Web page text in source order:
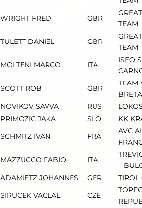
WRIGHT FRED GBR
TEAM
TULETT DANIEL GBR
TEAM
MOLTENI MARCO ITA
ISEO
SCOTT ROB GBR
TEAM
NOVIKOV SAVVA RUS
PRIMOZIC JAKA SLO
KK
SCHMITZ IVAN FRA
AVC
MAZZUCCO FABIO ITA
–
ADAMIETZ JOHANNES GER
TIROL
SIRUCEK VACLAL CZE